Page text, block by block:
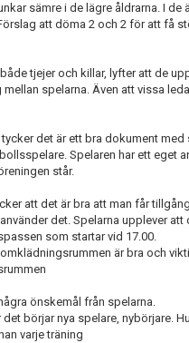
sämre i de lägre åldrarna. I de
att döma 2 och 2 för att få
tjejer och killar, lyfter att de
spelarna. Även att vissa
det är ett bra dokument
Spelaren har ett eget
står.
att det är bra att man får
det. Spelarna upplever
som startar vid 17.00.
är bra och
önskemål från spelarna.
börjar nya spelare, nybörjare.
varje träning